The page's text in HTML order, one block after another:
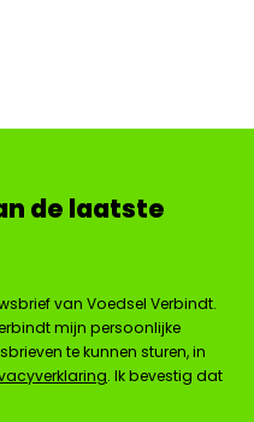
de laatste
van Voedsel Verbindt.
mijn persoonlijke
te kunnen sturen, in
. Ik bevestig dat